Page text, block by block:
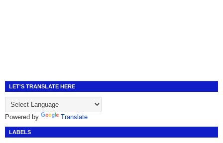
LET'S TRANSLATE HERE
Powered by Translate
LABELS